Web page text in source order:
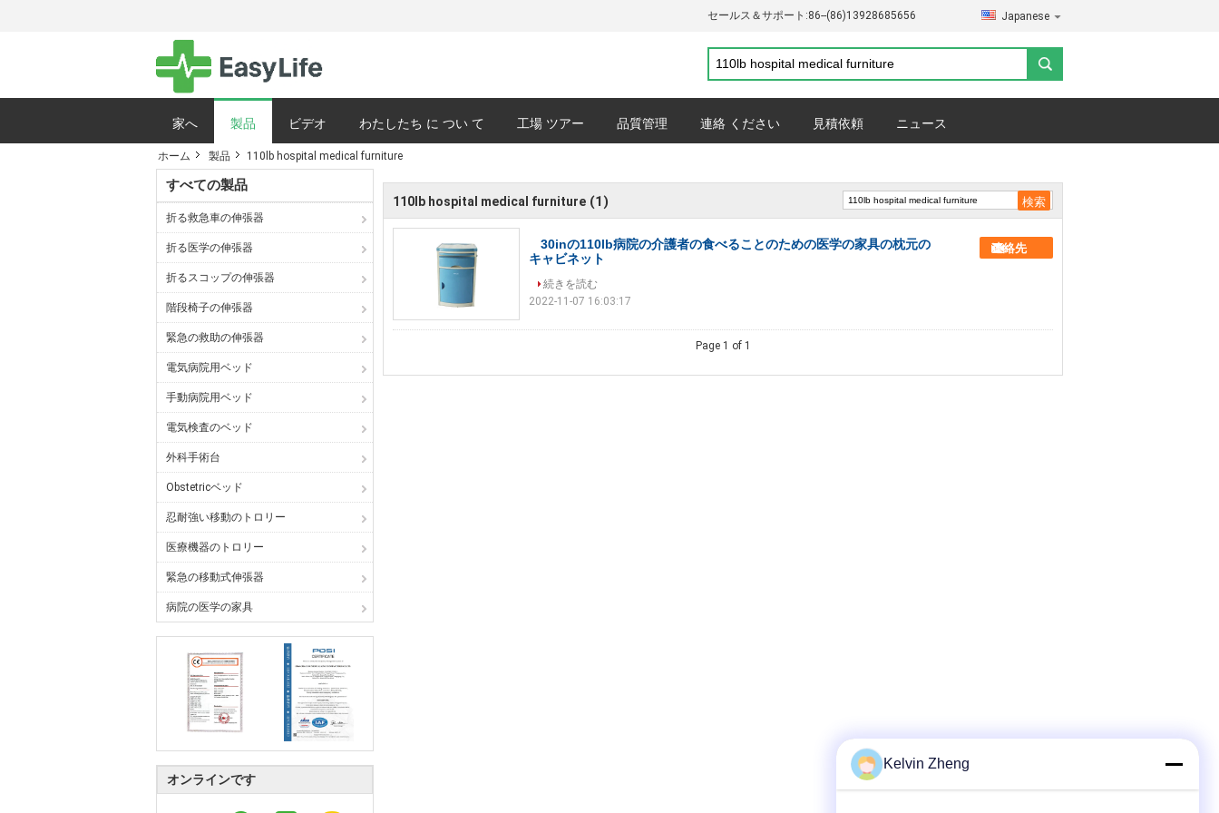
セールス＆サポート:86--(86)13928685656 Japanese
家へ 製品 ビデオ わたしたち に つい て 工場 ツアー 品質管理 連絡 ください 見積依頼 ニュース
ホーム 製品 110lb hospital medical furniture
すべての製品
折る救急車の伸張器
折る医学の伸張器
折るスコップの伸張器
階段椅子の伸張器
緊急の救助の伸張器
電気病院用ベッド
手動病院用ベッド
電気検査のベッド
外科手術台
Obstetricベッド
忍耐強い移動のトロリー
医療機器のトロリー
緊急の移動式伸張器
病院の医学の家具
オンラインです
110lb hospital medical furniture (1)
30inの110lb病院の介護者の食べることのための医学の家具の枕元の
キャビネット
連絡先
続きを読む
2022-11-07 16:03:17
Page 1 of 1
Kelvin Zheng